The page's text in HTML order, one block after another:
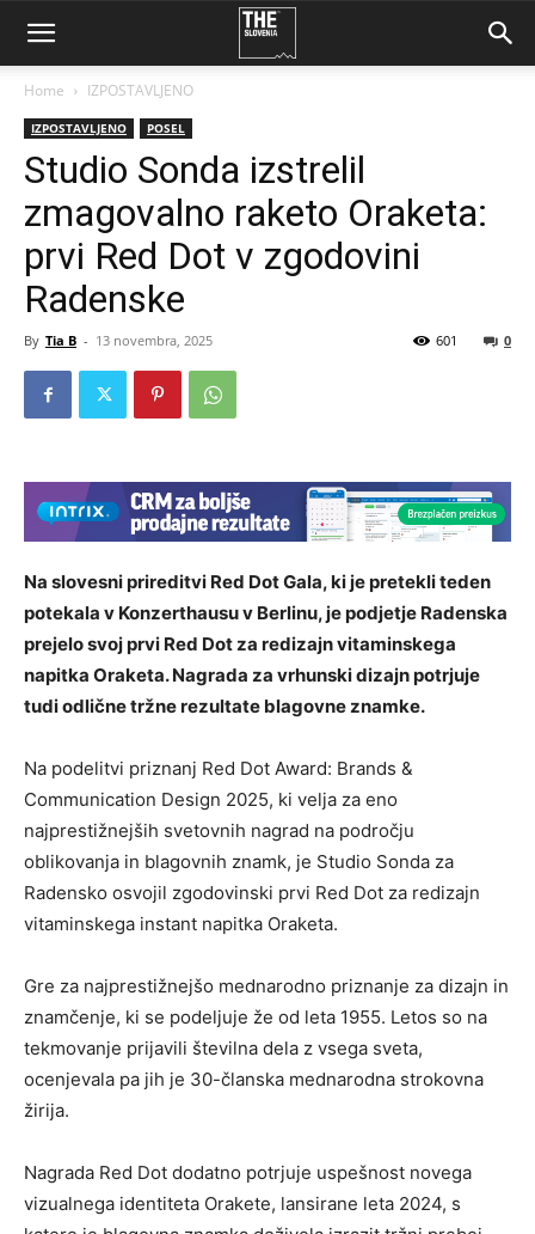
Home IZPOSTAVLJENO
IZPOSTAVLJENO POSEL
Studio Sonda izstrelil
zmagovalno raketo Oraketa:
prvi Red Dot v zgodovini
Radenske
By Tia B - 13 novembra, 2025 0
601
Na slovesni prireditvi Red Dot Gala, ki je pretekli teden
potekala v Konzerthausu v Berlinu, je podjetje Radenska
prejelo svoj prvi Red Dot za redizajn vitaminskega
napitka Oraketa. Nagrada za vrhunski dizajn potrjuje
tudi odlične tržne rezultate blagovne znamke.
Na podelitvi priznanj Red Dot Award: Brands &
Communication Design 2025, ki velja za eno
najprestižnejših svetovnih nagrad na področju
oblikovanja in blagovnih znamk, je Studio Sonda za
Radensko osvojil zgodovinski prvi Red Dot za redizajn
vitaminskega instant napitka Oraketa.
Gre za najprestižnejšo mednarodno priznanje za dizajn in
znamčenje, ki se podeljuje že od leta 1955. Letos so na
tekmovanje prijavili številna dela z vsega sveta,
ocenjevala pa jih je 30-članska mednarodna strokovna
žirija.
Nagrada Red Dot dodatno potrjuje uspešnost novega
vizualnega identiteta Orakete, lansirane leta 2024, s